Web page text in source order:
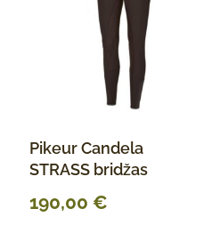
Pikeur Candela
STRASS bridžas
190,00 €